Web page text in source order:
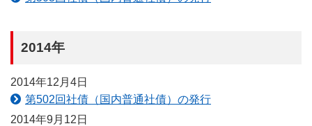
2014年
2014年12月4日
第502回社債（国内普通社債）の発行
2014年9月12日